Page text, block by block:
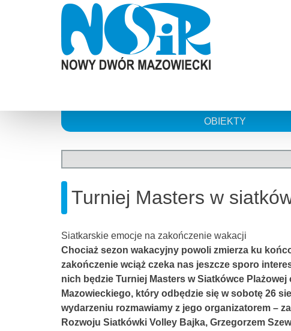
OBIEKTY
Turniej Masters w
Siatkarskie emocje na zakończenie wakacji
Chociaż sezon wakacyjny powoli zmierza ku
zakończenie wciąż czeka nas jeszcze sporo
nich będzie Turniej Masters w Siatkówce Plażowej
Mazowieckiego, który odbędzie się w sobotę 26
wydarzeniu rozmawiamy z jego organizatorem –
Rozwoju Siatkówki Volley Bajka, Grzegorzem